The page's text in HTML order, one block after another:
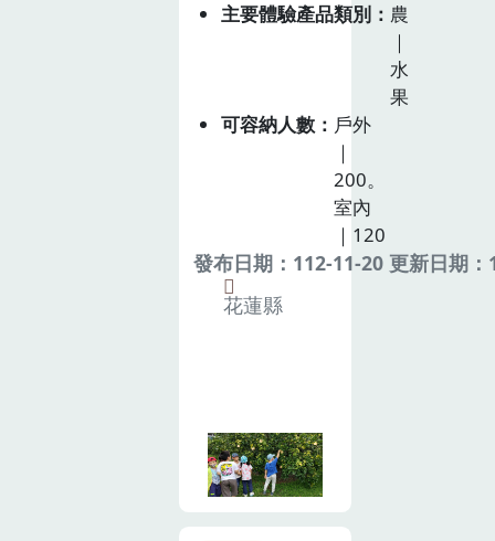
主要體驗產品類別
農
｜
水
果
可容納人數
戶外
｜
200。
室內
｜120
發布日期：112-11-20 更新日期
花蓮縣